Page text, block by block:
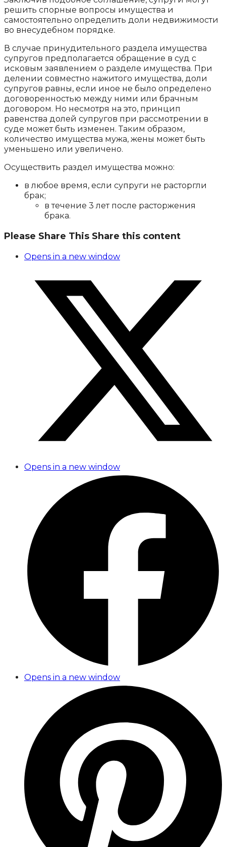
решить спорные вопросы имущества и
самостоятельно определить доли недвижимости
во внесудебном порядке.
В случае принудительного раздела имущества
супругов предполагается обращение в суд с
исковым заявлением о разделе имущества. При
делении совместно нажитого имущества, доли
супругов равны, если иное не было определено
договоренностью между ними или брачным
договором. Но несмотря на это, принцип
равенства долей супругов при рассмотрении в
суде может быть изменен. Таким образом,
количество имущества мужа, жены может быть
уменьшено или увеличено.
Осуществить раздел имущества можно:
в любое время, если супруги не расторгли
брак;
в течение 3 лет после расторжения
брака.
Please Share This Share this content
Opens in a new window
Opens in a new window
Opens in a new window